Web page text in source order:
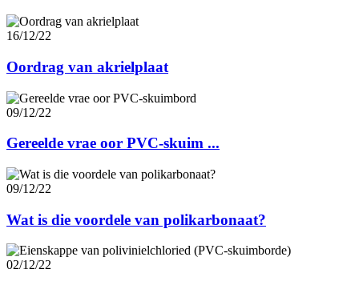
16/12/22
Oordrag van akrielplaat
09/12/22
Gereelde vrae oor PVC-skuim ...
09/12/22
Wat is die voordele van polikarbonaat?
02/12/22